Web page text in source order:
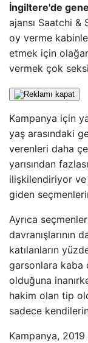
İngiltere'de
ajansı Saatchi
oy verme
etmek için
vermek çok
Kampanya için
yaş arasındaki
verenleri daha
yarısından
ilişkilendiriyor ve
giden
Ayrıca
davranışlarının
katılanların
garsonlara kaba
olduğuna
hakim olan tip
sadece
Kampanya,